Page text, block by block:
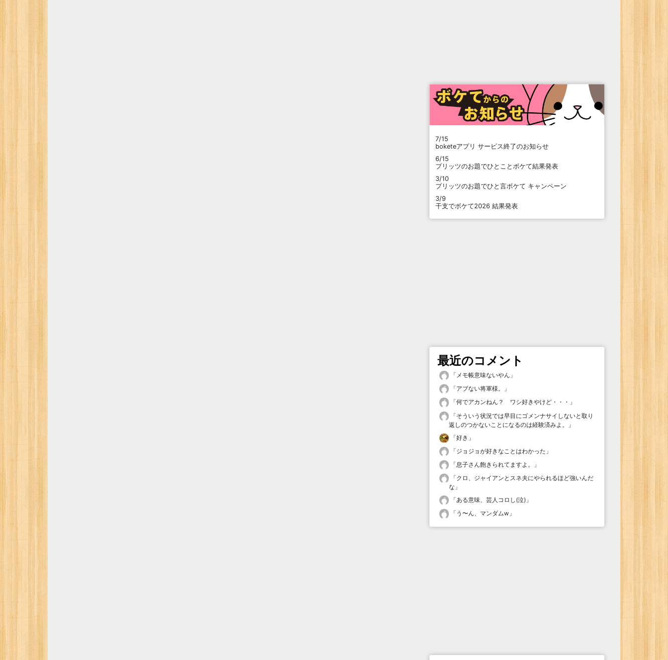
7/15
boketeアプリ サービス終了のお知らせ
6/15
プリッツのお題でひとことボケて結果発表
3/10
プリッツのお題でひと言ボケて キャンペーン
3/9
干支でボケて2026 結果発表
最近のコメント
「 メモ帳意味ないやん 」
「アブない将軍様。
」
「何でアカンねん？ ワシ好きやけど・・・ 」
「そういう状況では早目にゴメンナサイしないと取り
返しのつかないことになるのは経験済みよ。
」
「好き 」
「ジョジョが好きなことはわかった 」
「息子さん飽きられてますよ。
」
「クロ、ジャイアンとスネ夫にやられるほど強いんだ
な 」
「ある意味、芸人コロし(泣) 」
「 う〜ん、マンダムw 」